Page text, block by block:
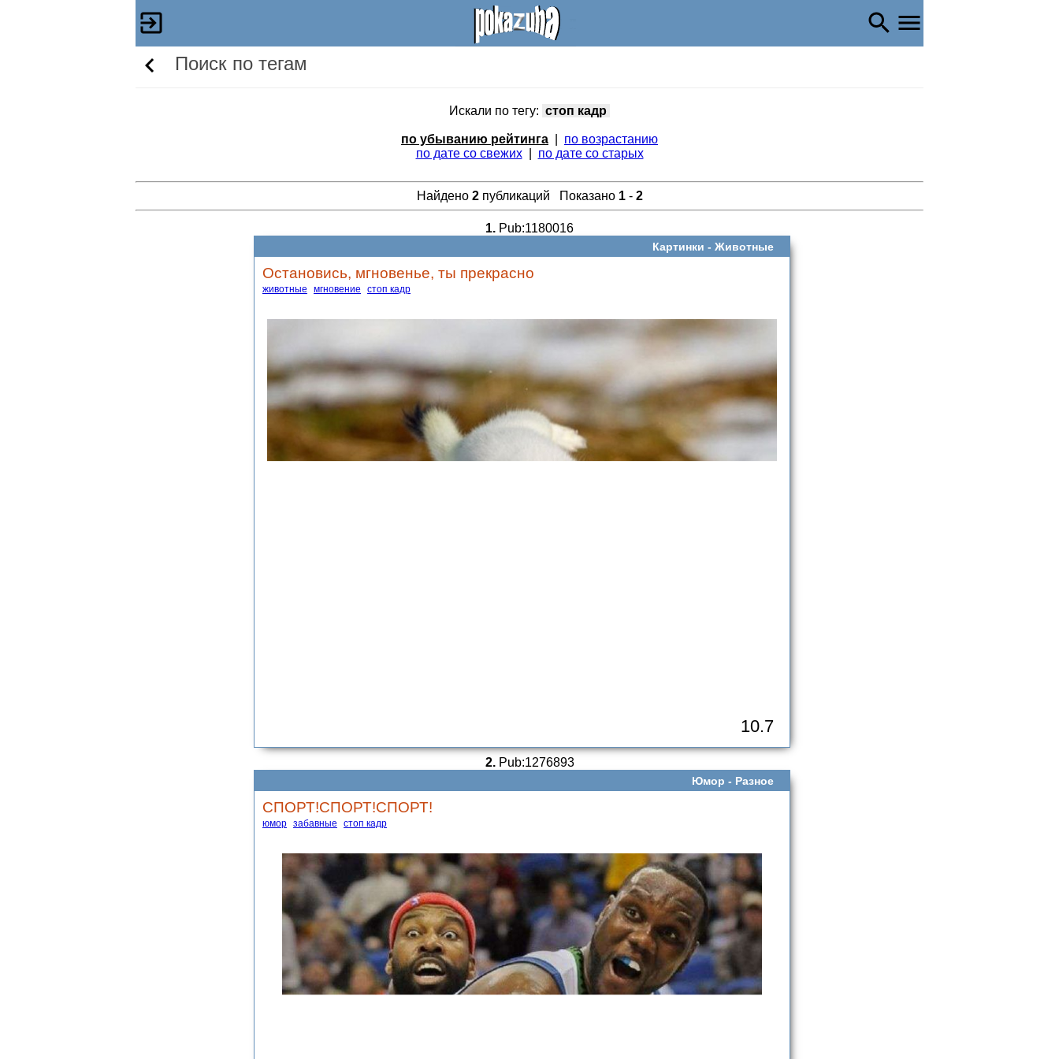
Поиск по тегам
Искали по тегу: стоп кадр
по убыванию рейтинга
по возрастанию
по дате со свежих| по дате со старых
Найдено 2публикаций Показано 1- 2
1. Pub:1180016
Картинки - Животные
Остановись, мгновенье, ты прекрасно
животные мгновение стоп кадр
10.7
2.Pub:1276893
Юмор - Разное
СПОРТ!СПОРТ!СПОРТ!
юмор забавные стоп кадр